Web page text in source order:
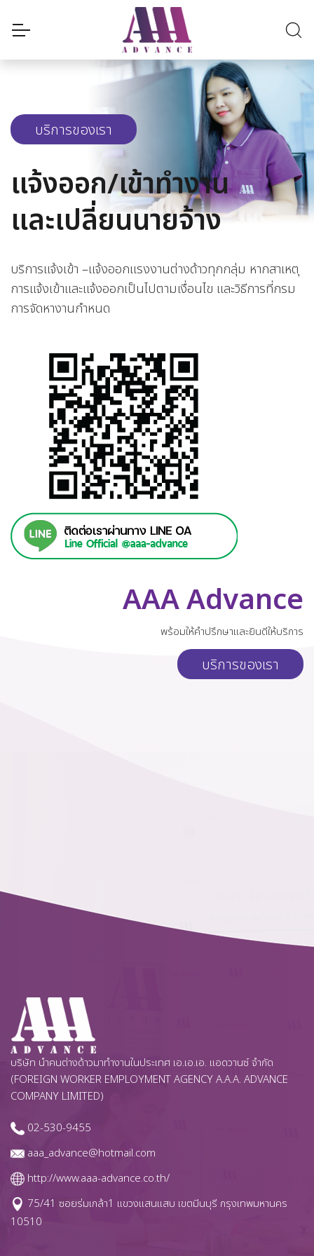
บริการของเรา
แจ้งออก/เข้าทำงาน
และเปลี่ยนนายจ้าง
บริการแจ้งเข้า –แจ้งออกแรงงานต่างด้าวทุกกลุ่ม หากสาเหตุ
การแจ้งเข้าและแจ้งออกเป็นไปตามเงื่อนไข และวิธีการที่กรม
การจัดหางานกำหนด
AAA Advance
พร้อมให้คำปรึกษาและยินดีให้บริการ
บริการของเรา
บริษัท นำคนต่างด้าวมาทำงานในประเทศ เอ.เอ.เอ. แอดวานซ์ จำกัด
(FOREIGN WORKER EMPLOYMENT AGENCY A.A.A. ADVANCE
COMPANY LIMITED)
02-530-9455
aaa_advance@hotmail.com
http://www.aaa-advance.co.th/
75/41 ซอยร่มเกล้า1 แขวงแสนแสบ เขตมีนบุรี กรุงเทพมหานคร
10510